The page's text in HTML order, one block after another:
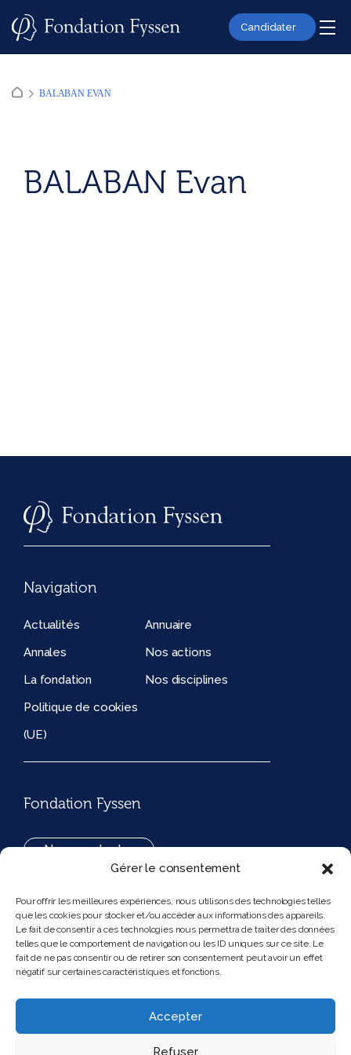
Gérer le consentement
Pour offrir les meilleures expériences, nous utilisons des technologies telles
que les cookies pour stocker et/ou accéder aux informations des appareils.
Le fait de consentir à ces technologies nous permettra de traiter des données
telles que le comportement de navigation ou les ID uniques sur ce site. Le
fait de ne pas consentir ou de retirer son consentement peut avoir un effet
négatif sur certaines caractéristiques et fonctions.
Accepter
Refuser
Candidater
BALABAN EVAN
BALABAN Evan
Navigation
Actualités
Annuaire
Annales
Nos actions
La fondation
Nos disciplines
Politique de cookies
(UE)
Fondation Fyssen
Nous contacter
194, rue de Rivoli 75001 Paris France
Nous suivre